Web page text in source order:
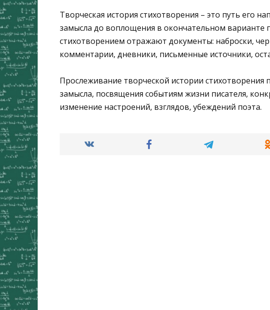
Творческая история стихотворения – это путь его
замысла до воплощения в окончательном варианте
стихотворением отражают документы: наброски,
комментарии, дневники, письменные источники,
Прослеживание творческой истории стихотворения
замысла, посвящения событиям жизни писателя,
изменение настроений, взглядов, убеждений поэта.